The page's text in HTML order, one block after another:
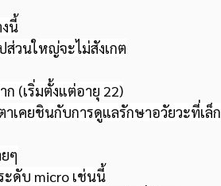
นี้
ส่วนใหญ่จะไม่สังเกต
(เริ่มตั้งแต่อายุ 22)
เคยชินกับการดูแลรักษาอวัยวะที่เล็ก
ๆ
ะดับ micro เช่นนี้